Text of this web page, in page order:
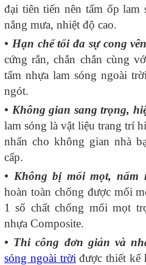
đại tiên tiến nên tấm ốp
nắng mưa, nhiệt độ cao.
• Hạn chế tối đa sự cong
cứng rắn, chắn chắn cùng
tấm nhựa lam sóng ngoài
ngót.
• Không gian sang trọng,
lam sóng là vật liệu trang trí
nhấn cho không gian nhà
cấp.
• Không bị mối mọt, nấm
hoàn toàn chống được mối
1 số chất chống mối mọt
nhựa Composite.
• Thi công đơn giản và
sóng ngoài trời được thiết kế